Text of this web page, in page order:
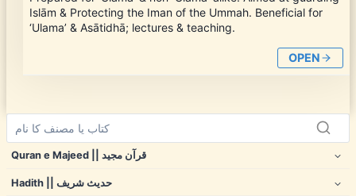
Islām & Protecting the Iman of the Ummah. Beneficial for
‘Ulama’ & Asātidhā; lectures & teaching.
OPEN
Quran e Majeed || قرآن مجید
Hadith || حدیث شریف